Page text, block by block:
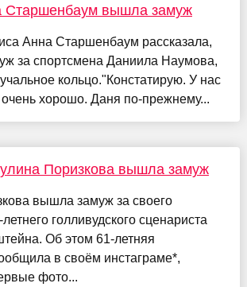
Старшенбаум вышла замуж
Анна Старшенбаум рассказала,
за спортсмена Даниила Наумова,
кольцо."Констатирую. У нас
очень хорошо. Даня по-прежнему...
Поризкова вышла замуж
вышла замуж за своего
голливудского сценариста
Об этом 61-летняя
в своём инстаграме*,
фото...